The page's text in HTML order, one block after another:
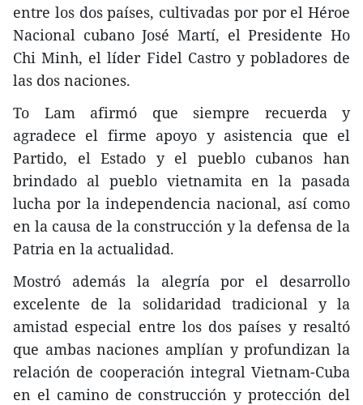
entre los dos países, cultivadas por por el Héroe
Nacional cubano José Martí, el Presidente Ho
Chi Minh, el líder Fidel Castro y pobladores de
las dos naciones.
To Lam afirmó que siempre recuerda y
agradece el firme apoyo y asistencia que el
Partido, el Estado y el pueblo cubanos han
brindado al pueblo vietnamita en la pasada
lucha por la independencia nacional, así como
en la causa de la construcción y la defensa de la
Patria en la actualidad.
Mostró además la alegría por el desarrollo
excelente de la solidaridad tradicional y la
amistad especial entre los dos países y resaltó
que ambas naciones amplían y profundizan la
relación de cooperación integral Vietnam-Cuba
en el camino de construcción y protección del